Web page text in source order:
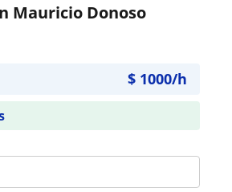
Mauricio Donoso
$ 1000/h